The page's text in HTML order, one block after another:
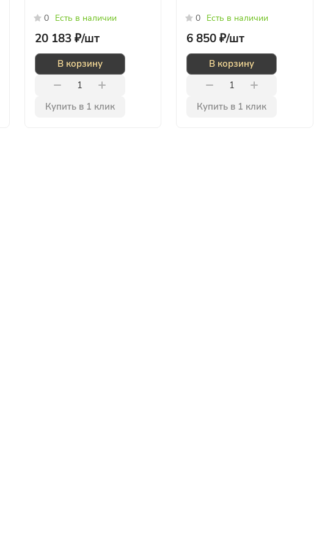
0 Есть в наличии
20 183 ₽/шт
В корзину
Купить в 1 клик
0 Есть в наличии
6 850 ₽/шт
В корзину
Купить в 1 клик